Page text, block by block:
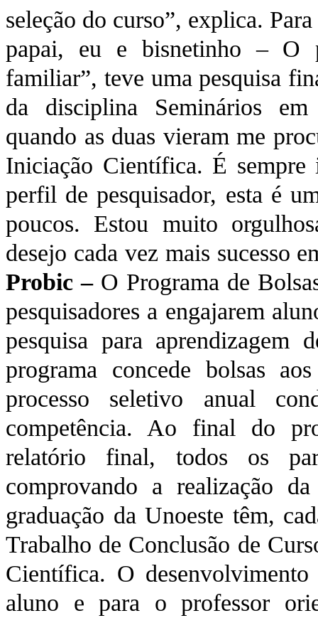
seleção do curso”, explica.
papai, eu e bisnetinho – O
familiar”, teve uma pesquisa
da disciplina Seminários
quando as duas vieram me
Iniciação Científica. É sempre
perfil de pesquisador, esta é
poucos. Estou muito
desejo cada vez mais sucesso
Probic –O Programa de
pesquisadores a engajarem
pesquisa para aprendizagem
programa concede bolsas
processo seletivo anual
competência. Ao final do
relatório final, todos os
comprovando a realização
graduação da Unoeste têm,
Trabalho de Conclusão de
Científica. O
aluno e para o professor